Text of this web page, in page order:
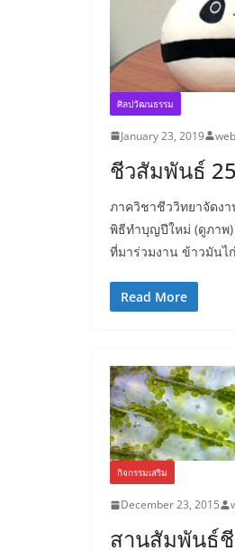
ศิลปวัฒนธรรม
January 23, 2019
ชีวสัมพันธ์
ภาควิชาชีววิทยาจัดง
พิธีทำบุญปีใหม่ (ดูภาพ)
ที่มาร่วมงาน ข้าวมันไ
Read More
กิจกรรมเสริม
December 23, 2015
สานสัมพันธ์